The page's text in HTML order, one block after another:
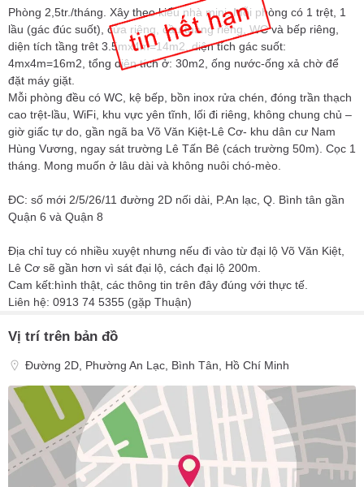
Phòng 2,5tr./tháng. Xây theo kiểu nhà mini. Mỗi phòng có 1 trệt, 1
lầu (gác đúc suốt), cửa riêng, cầu thang riêng, WC và bếp riêng,
diện tích tầng trêt 3.5mx4m=14m2, diện tích gác suốt:
4mx4m=16m2, tổng diện tích ở: 30m2, ống nước-ống xả chờ để
đặt máy giặt.
Mỗi phòng đều có WC, kệ bếp, bồn inox rửa chén, đóng trần thạch
cao trệt-lầu, WiFi, khu vực yên tĩnh, lối đi riêng, không chung chủ –
giờ giấc tự do, gần ngã ba Võ Văn Kiệt-Lê Cơ- khu dân cư Nam
Hùng Vương, ngay sát trường Lê Tấn Bê (cách trường 50m). Cọc 1
tháng. Mong muốn ở lâu dài và không nuôi chó-mèo.
ĐC: số mới 2/5/26/11 đường 2D nối dài, P.An lạc, Q. Bình tân gần
Quận 6 và Quận 8
Địa chỉ tuy có nhiều xuyệt nhưng nếu đi vào từ đại lộ Võ Văn Kiệt,
Lê Cơ sẽ gần hơn vì sát đại lộ, cách đại lộ 200m.
Cam kết:hình thật, các thông tin trên đây đúng với thực tế.
Liên hệ: 0913 74 5355 (gặp Thuận)
Vị trí trên bản đồ
Đường 2D, Phường An Lạc, Bình Tân, Hồ Chí Minh